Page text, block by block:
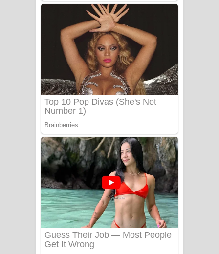
පද පෙළ
Tharu Yaye Dilena Song Lyrics - තරු
යායේ දිලෙනා ගීතයේ පද පෙළ
Ow Man Sosa Song Lyrics - ඔව් මං
සෝසා ගීතයේ පද පෙළ
Heavy Weight Song Lyrics
Aye Lanweela Song Lyrics - ආයේ
ලංවීලා ගීතයේ පද පෙළ
Ala purannata Song Lyrics - ආල
පුරන්නට ගීතයේ පද පෙළ
FEVER DREAM Lyrics - Alex Warren
BTS : Hooligan Lyrics